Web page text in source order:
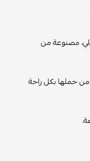
مصنوعة من
من حملها بكل راحة